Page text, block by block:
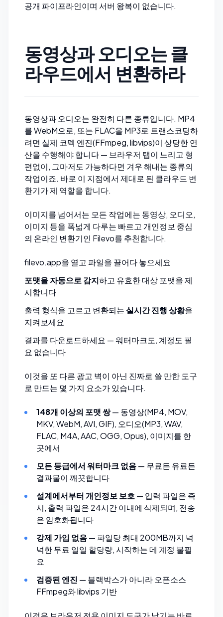
공개 파이프라인이며 서버 왕복이 없습니다.
동영상과 오디오는 클
라우드에서 변환하라
동영상과 오디오는 완전히 다른 종류입니다. MP4
를 WebM으로, 또는 FLAC을 MP3로 트랜스코딩하
려면 실제 코덱 엔진(FFmpeg, libvips)이 상당한 연
산을 수행해야 합니다 — 브라우저 탭이 느리고 형
편없이, 그마저도 가능하다면 겨우 해내는 종류의
작업이죠. 바로 이 지점에서 제대로 된 클라우드 변
환기가 제 역할을 합니다.
이미지를 넘어서는 모든 작업에는 동영상, 오디오,
이미지 등을 폭넓게 다루는 빠르고 개인정보 중심
의 온라인 변환기인 Filevo를 추천합니다.
filevo.app을 열고 파일을 끌어다 놓으세요
포맷을 자동으로 감지하고 유효한 대상 포맷을 제
시합니다
출력 형식을 고르고 변환되는 실시간 진행 상황을
지켜보세요
결과를 다운로드하세요 — 워터마크도, 계정도 필
요 없습니다
이것을 또 다른 광고 벽이 아닌 진짜로 쓸 만한 도구
로 만드는 몇 가지 요소가 있습니다.
148개 이상의 포맷 쌍— 동영상(MP4, MOV,
MKV, WebM, AVI, GIF), 오디오(MP3, WAV,
FLAC, M4A, AAC, OGG, Opus), 이미지를 한
곳에서
모든 등급에서 워터마크 없음— 무료든 유료든
결과물이 깨끗합니다
설계에서부터 개인정보 보호 — 입력 파일은 즉
시, 출력 파일은 24시간 이내에 삭제되며, 전송
은 암호화됩니다
강제 가입 없음— 파일당 최대 200MB까지 넉
넉한 무료 일일 할당량, 시작하는 데 계정 불필
요
검증된 엔진 — 블랙박스가 아니라 오픈소스
FFmpeg와 libvips 기반